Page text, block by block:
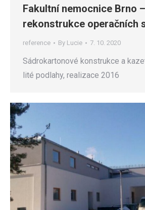
Fakultní nemocnice Brno –
rekonstrukce operačních
reference By Lucie 7. 10. 2020
Sádrokartonové konstrukce a
lité podlahy, realizace 2016